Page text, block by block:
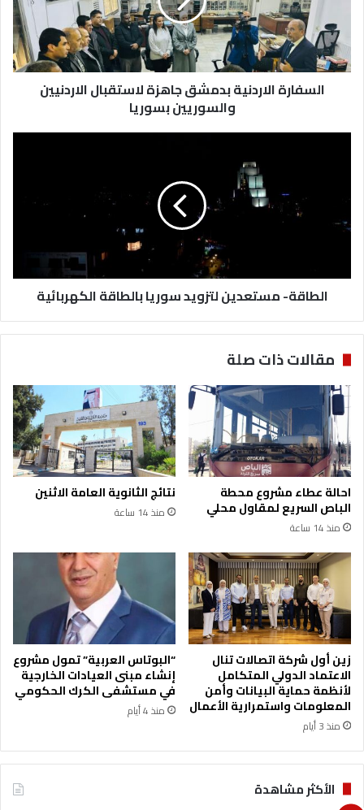
الاردنيين
والسوريين
بسوريا
السفارة الاردنية بدمشق جاهزة لاستقبال الاردنيين
والسوريين بسوريا
الكهربائية
الطاقة- مستعدين لتزويد سوريا بالطاقة الكهربائية
مقالات ذات صلة
احالة عطاء مشروع محطة
الباص السريع لمقاول محلي
منذ 14 ساعة
نتائج الثانوية العامة الاثنين
منذ 14 ساعة
زين أول شركة اتصالات تنال
الاعتماد الدولي المتكامل
لأنظمة حماية البيانات وأمن
المعلومات واستمرارية الأعمال
منذ 3 أيام
“البوتاس العربية” تمول مشروع
إنشاء مبنى العيادات الخارجية
في مستشفى الكرك الحكومي
منذ 4 أيام
الأكثر مشاهدة